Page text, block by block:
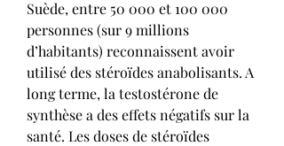
Suède, entre 50 000 et 100 000
personnes (sur 9 millions
d’habitants) reconnaissent avoir
utilisé des stéroïdes anabolisants. A
long terme, la testostérone de
synthèse a des effets négatifs sur la
santé. Les doses de stéroïdes